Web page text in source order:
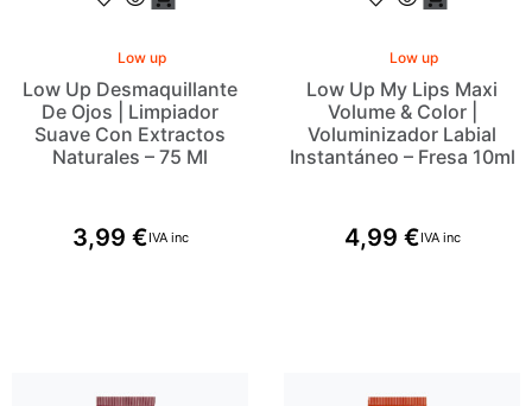
Low up
Low Up Desmaquillante
De Ojos | Limpiador
Suave Con Extractos
Naturales – 75 Ml
3,99 €IVA inc
Low up
Low Up My Lips Maxi
Volume & Color |
Voluminizador Labial
Instantáneo – Fresa 10ml
4,99 €IVA inc